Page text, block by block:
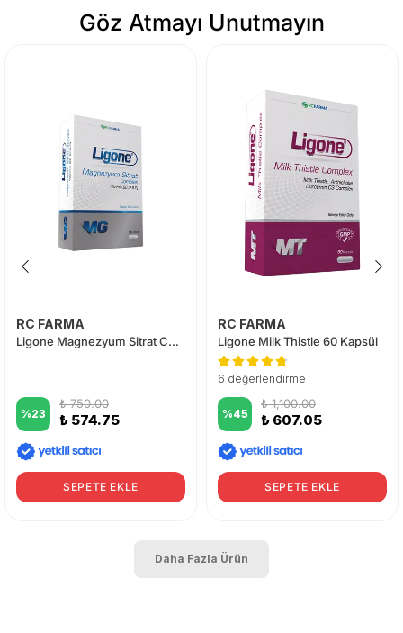
Göz Atmayı Unutmayın
RC FARMA
Ligone Magnezyum Sitrat Complex 60 Tablet
%23
₺ 750.00
₺ 574.75
SEPETE EKLE
RC FARMA
Ligone Milk Thistle 60 Kapsül
6 değerlendirme
%45
₺ 1,100.00
₺ 607.05
SEPETE EKLE
Daha Fazla Ürün